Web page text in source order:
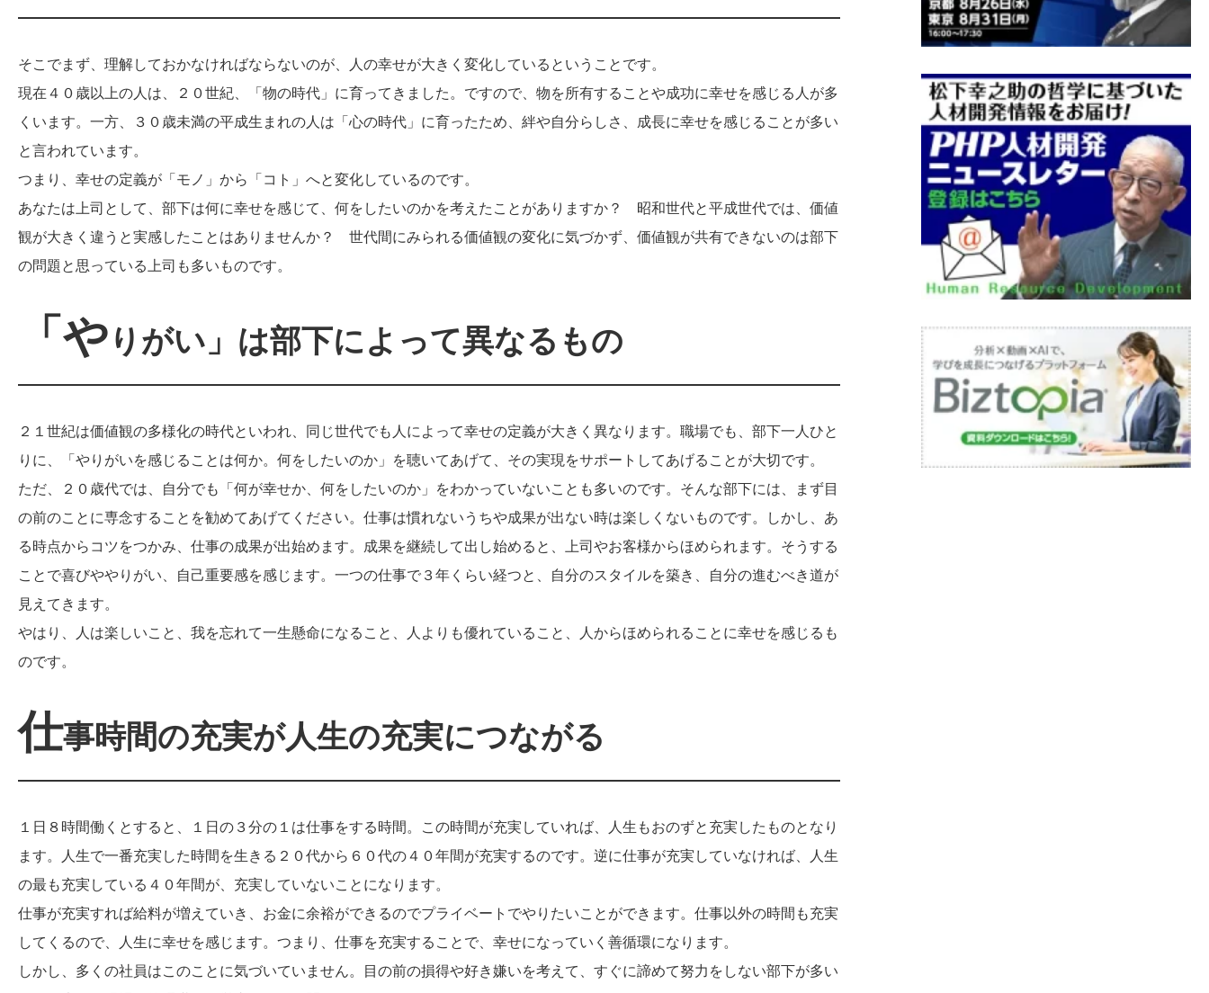
そこでまず、理解しておかなければならないのが、人の幸せが大きく変化しているということです。
現在４０歳以上の人は、２０世紀、「物の時代」に育ってきました。ですので、物を所有することや成功に幸せを感じる人が多
くいます。一方、３０歳未満の平成生まれの人は「心の時代」に育ったため、絆や自分らしさ、成長に幸せを感じることが多い
と言われています。
つまり、幸せの定義が「モノ」から「コト」へと変化しているのです。
あなたは上司として、部下は何に幸せを感じて、何をしたいのかを考えたことがありますか？ 昭和世代と平成世代では、価値
観が大きく違うと実感したことはありませんか？ 世代間にみられる価値観の変化に気づかず、価値観が共有できないのは部下
の問題と思っている上司も多いものです。
「や りがい」は部下によって異なるもの
２１世紀は価値観の多様化の時代といわれ、同じ世代でも人によって幸せの定義が大きく異なります。職場でも、部下一人ひと
りに、「やりがいを感じることは何か。何をしたいのか」を聴いてあげて、その実現をサポートしてあげることが大切です。
ただ、２０歳代では、自分でも「何が幸せか、何をしたいのか」をわかっていないことも多いのです。そんな部下には、まず目
の前のことに専念することを勧めてあげてください。仕事は慣れないうちや成果が出ない時は楽しくないものです。しかし、あ
る時点からコツをつかみ、仕事の成果が出始めます。成果を継続して出し始めると、上司やお客様からほめられます。そうする
ことで喜びややりがい、自己重要感を感じます。一つの仕事で３年くらい経つと、自分のスタイルを築き、自分の進むべき道が
見えてきます。
やはり、人は楽しいこと、我を忘れて一生懸命になること、人よりも優れていること、人からほめられることに幸せを感じるも
のです。
仕事時間の充実が人生の充実につながる
１日８時間働くとすると、１日の３分の１は仕事をする時間。この時間が充実していれば、人生もおのずと充実したものとなり
ます。人生で一番充実した時間を生きる２０代から６０代の４０年間が充実するのです。逆に仕事が充実していなければ、人生
の最も充実している４０年間が、充実していないことになります。
仕事が充実すれば給料が増えていき、お金に余裕ができるのでプライベートでやりたいことができます。仕事以外の時間も充実
してくるので、人生に幸せを感じます。つまり、仕事を充実することで、幸せになっていく善循環になります。
しかし、多くの社員はこのことに気づいていません。目の前の損得や好き嫌いを考えて、すぐに諦めて努力をしない部下が多い